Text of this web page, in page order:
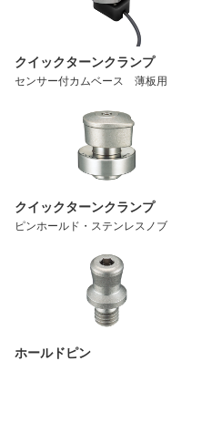
クイックターンクランプ
センサー付カムベース 薄板用
クイックターンクランプ
ピンホールド・ステンレスノブ
ホールドピン